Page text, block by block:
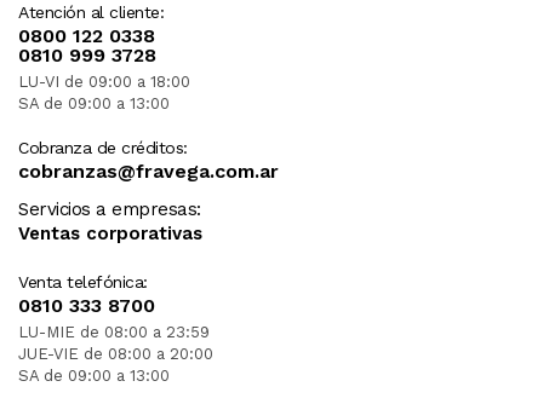
Atención al cliente:
0800 122 0338
0810 999 3728
LU-VI de 09:00 a 18:00
SA de 09:00 a 13:00
Cobranza de créditos:
cobranzas@fravega.com.ar
Servicios a empresas:
Ventas corporativas
Venta telefónica:
0810 333 8700
LU-MIE de 08:00 a 23:59
JUE-VIE de 08:00 a 20:00
SA de 09:00 a 13:00